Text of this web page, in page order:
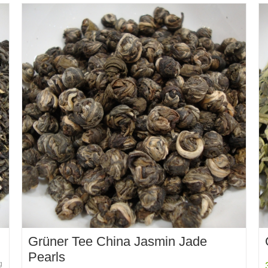
mehrere
Varianten
auf.
Die
Optionen
können
auf
der
Produktseite
gewählt
werden
Grüner Tee China Jasmin Jade
Pearls